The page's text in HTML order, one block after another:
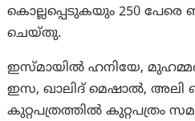
കൊല്ലപ്പെടുകയും 250 പേരെ
ചെയ്തു.
ഇസ്മായിൽ ഹനിയേ,
ഇസ, ഖാലിദ് മെഷാൽ, അലി
കുറ്റപത്രത്തിൽ കുറ്റപത്രം